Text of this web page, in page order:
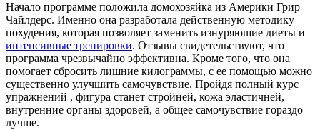
Начало программе положила домохозяйка из Америки Грир
Чайлдерс. Именно она разработала действенную методику
похудения, которая позволяет заменить изнуряющие диеты и
интенсивные тренировки. Отзывы свидетельствуют, что
программа чрезвычайно эффективна. Кроме того, что она
помогает сбросить лишние килограммы, с ее помощью можно
существенно улучшить самочувствие. Пройдя полный курс
упражнений , фигура станет стройней, кожа эластичней,
внутренние органы здоровей, а общее самочувствие гораздо
лучше.